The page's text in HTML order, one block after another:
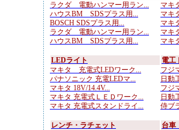
ラクダ 電動ハンマー用ラン...
ハウスBM SDSプラス用...
BOSCH SDSプラス用...
ラクダ 電動ハンマー用ラン...
ハウスBM SDSプラス用...
マキ
マキ
マキ
マキ
マキ
LEDライト
マキタ 充電式LEDワーク...
パナソニック 充電LEDマ...
マキタ 18V/14.4V...
マキタ 充電式ＬＥＤワーク...
マキタ 充電式スタンドライ...
電工
フジ
日動
フジ
日動
侍ブ
レンチ・ラチェット
台車